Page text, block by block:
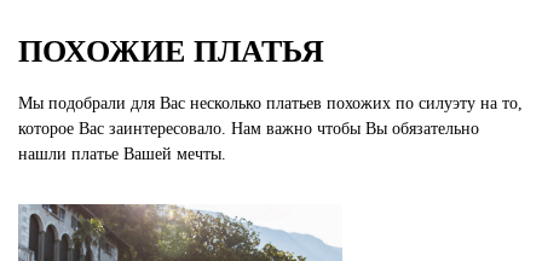
ПОХОЖИЕ ПЛАТЬЯ
Мы подобрали для Вас несколько платьев похожих по силуэту на то,
которое Вас заинтересовало. Нам важно чтобы Вы обязательно
нашли платье Вашей мечты.